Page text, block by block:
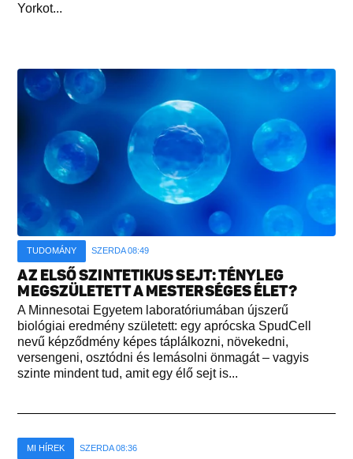
Yorkot...
TUDOMÁNY SZERDA 08:49
AZ ELSŐ SZINTETIKUS SEJT: TÉNYLEG
MEGSZÜLETETT A MESTERSÉGES ÉLET?
A Minnesotai Egyetem laboratóriumában újszerű
biológiai eredmény született: egy aprócska SpudCell
nevű képződmény képes táplálkozni, növekedni,
versengeni, osztódni és lemásolni önmagát – vagyis
szinte mindent tud, amit egy élő sejt is...
MI HÍREK SZERDA 08:36